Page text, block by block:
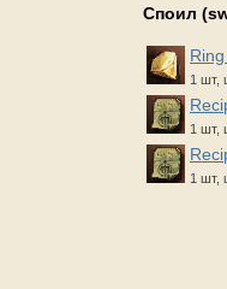
Споил
1 шт,
1 шт,
1 шт,